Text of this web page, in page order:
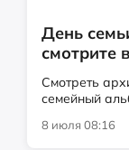
День
смотрите
Смотреть
семейный
8 июля 08:16